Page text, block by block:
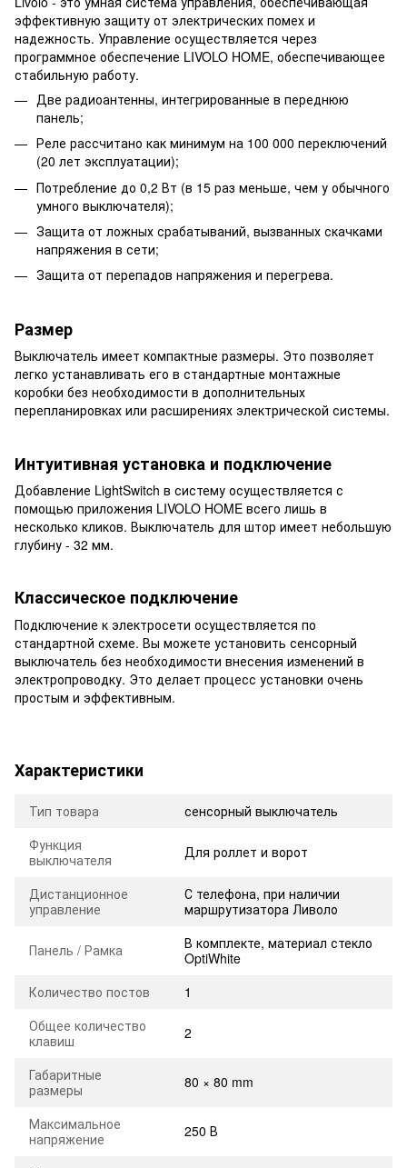
эффективную защиту от электрических помех и
надежность. Управление осуществляется через
программное обеспечение LIVOLO HOME, обеспечивающее
стабильную работу.
Две радиоантенны, интегрированные в переднюю
панель;
Реле рассчитано как минимум на 100 000 переключений
(20 лет эксплуатации);
Потребление до 0,2 Вт (в 15 раз меньше, чем у обычного
умного выключателя);
Защита от ложных срабатываний, вызванных скачками
напряжения в сети;
Защита от перепадов напряжения и перегрева.
Размер
Выключатель имеет компактные размеры. Это позволяет
легко устанавливать его в стандартные монтажные
коробки без необходимости в дополнительных
перепланировках или расширениях электрической системы.
Интуитивная установка и подключение
Добавление LightSwitch в систему осуществляется с
помощью приложения LIVOLO HOME всего лишь в
несколько кликов. Выключатель для штор имеет небольшую
глубину - 32 мм.
Классическое подключение
Подключение к электросети осуществляется по
стандартной схеме. Вы можете установить сенсорный
выключатель без необходимости внесения изменений в
электропроводку. Это делает процесс установки очень
простым и эффективным.
Характеристики
Тип товара
сенсорный выключатель
Функция
выключателя
Для роллет и ворот
Дистанционное
управление
С телефона, при наличии
маршрутизатора Ливоло
Панель / Рамка
В комплекте, материал стекло
OptiWhite
Количество постов
1
Общее количество
клавиш
2
Габаритные
размеры
80 × 80 mm
Максимальное
напряжение
250 В